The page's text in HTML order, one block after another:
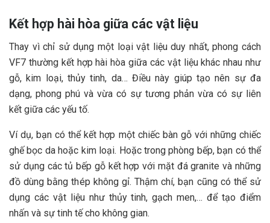
Kết hợp hài hòa giữa các vật liệu
Thay vì chỉ sử dụng một loại vật liệu duy nhất, phong cách
VF7 thường kết hợp hài hòa giữa các vật liệu khác nhau như
gỗ, kim loại, thủy tinh, da… Điều này giúp tạo nên sự đa
dạng, phong phú và vừa có sự tương phản vừa có sự liên
kết giữa các yếu tố.
Ví dụ, bạn có thể kết hợp một chiếc bàn gỗ với những chiếc
ghế bọc da hoặc kim loại. Hoặc trong phòng bếp, bạn có thể
sử dụng các tủ bếp gỗ kết hợp với mặt đá granite và những
đồ dùng bằng thép không gỉ. Thậm chí, bạn cũng có thể sử
dụng các vật liệu như thủy tinh, gạch men,… để tạo điểm
nhấn và sự tinh tế cho không gian.